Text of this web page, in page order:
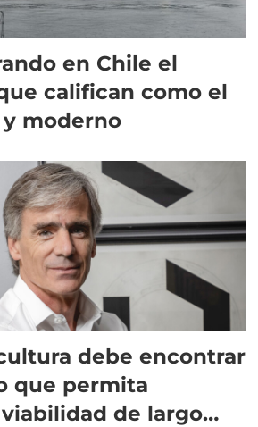
en Chile el
califican como el
moderno
debe encontrar
que permita
de largo